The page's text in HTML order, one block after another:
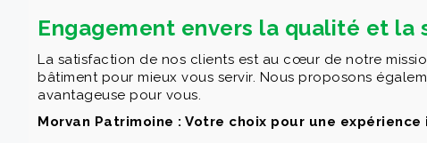
Engagement envers la qualité et
La satisfaction de nos clients est au cœur de notre
bâtiment pour mieux vous servir. Nous proposons
avantageuse pour vous.
Morvan Patrimoine : Votre choix pour une